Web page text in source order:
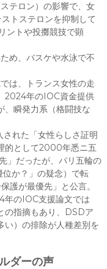
テロン）の影響で、女
トステロンを抑制して
ントや投擲競技で顕
め、バスケや水泳で不
は、トランス女性の走
2024年のIOC資金提供
、瞬発力系（格闘技な
れた「女性らしさ証明
的として2000年悉ニ五
」だったが、パリ五輪の
か？」の疑念）で転
護が最優先」と公言。
年のIOC支援論文では
の指摘もあり、DSDア
い）の排除が人種差別を
ダーの声